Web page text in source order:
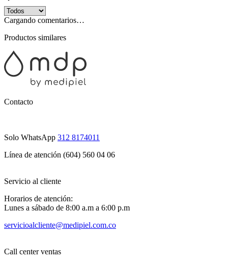
Cargando comentarios…
Productos similares
Contacto
Solo WhatsApp 312 8174011
Línea de atención (604) 560 04 06
Servicio al cliente
Horarios de atención:
Lunes a sábado de 8:00 a.m a 6:00 p.m
servicioalcliente@medipiel.com.co
Call center ventas